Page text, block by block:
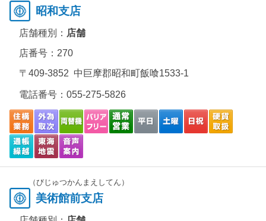
昭和支店
店舗種別： 店舗
店番号：270
〒409-3852 中巨摩郡昭和町飯喰1533-1
電話番号： 055-275-5826
（びじゅつかんまえしてん）
美術館前支店